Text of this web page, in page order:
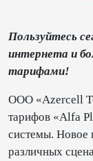
Пользуйтесь
интернета и
тарифами!
ООО «Azercell
тарифов «Alfa
системы. Новое
различных